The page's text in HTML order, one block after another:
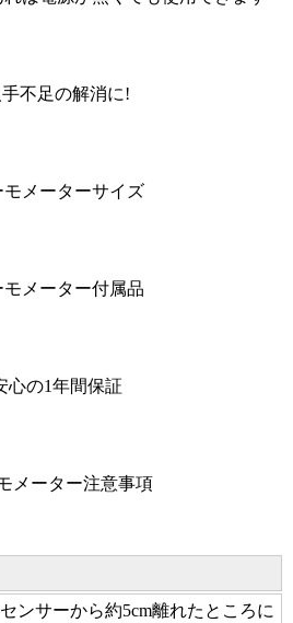
センサーから約5cm離れたところに